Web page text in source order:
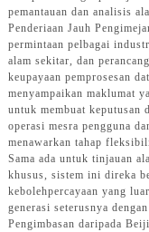
pemantauan dan analisis
Penderiaan Jauh
permintaan pelbagai
alam sekitar, dan
keupayaan pemprosesan
menyampaikan maklumat
untuk membuat keputusan
operasi mesra pengguna
menawarkan tahap
Sama ada untuk tinjauan
khusus, sistem ini direka
kebolehpercayaan yang
generasi seterusnya
Pengimbasan daripada